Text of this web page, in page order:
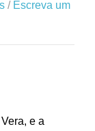
/ Escreva um
e a